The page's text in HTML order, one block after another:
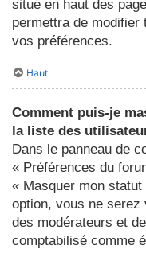
situé en haut des
permettra de
vos préférences.
Haut
Comment puis-je
la liste des
Dans le panneau de
« Préférences du
« Masquer mon
option, vous ne serez
des modérateurs et
comptabilisé comme